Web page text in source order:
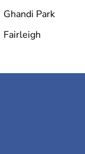
Ghandi Park
Fairleigh